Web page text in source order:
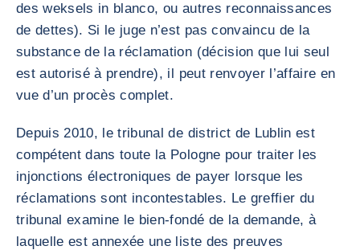
des weksels in blanco, ou autres reconnaissances
de dettes). Si le juge n’est pas convaincu de la
substance de la réclamation (décision que lui seul
est autorisé à prendre), il peut renvoyer l’affaire en
vue d’un procès complet.
Depuis 2010, le tribunal de district de Lublin est
compétent dans toute la Pologne pour traiter les
injonctions électroniques de payer lorsque les
réclamations sont incontestables. Le greffier du
tribunal examine le bien-fondé de la demande, à
laquelle est annexée une liste des preuves